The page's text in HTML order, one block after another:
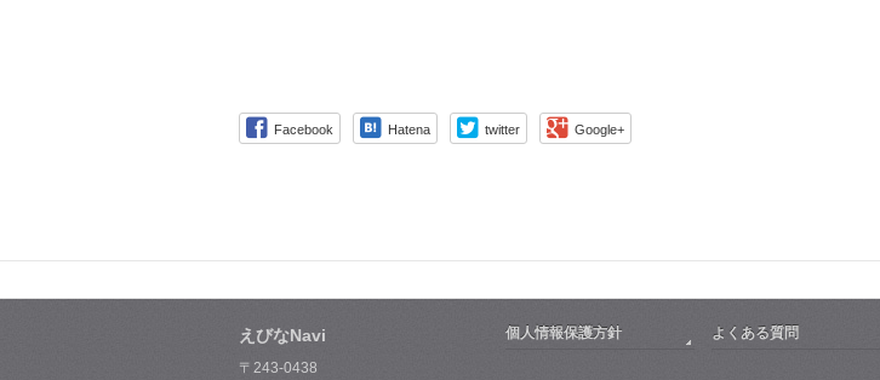
Facebook Hatena twitter Google+
えびなNavi
〒243-0438
個人情報保護方針 よくある質問